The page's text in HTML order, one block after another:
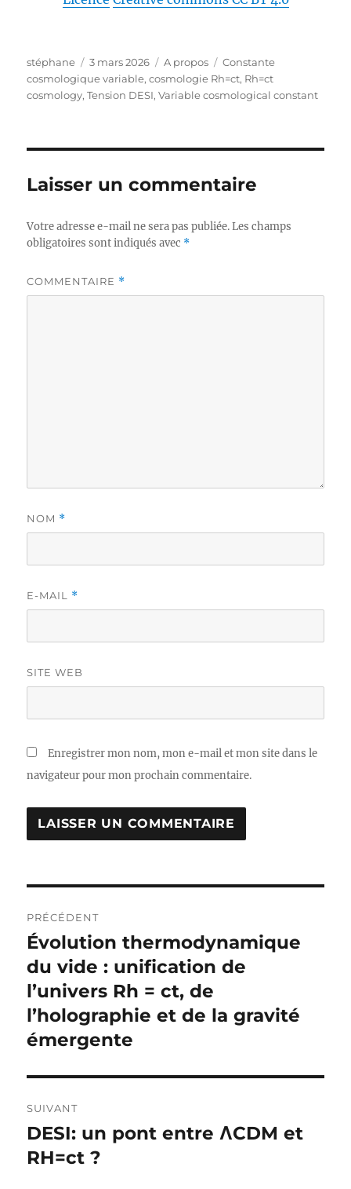
Auteur
stéphane
Publié
le
3 mars 2026 Catégories
A propos Étiquettes
Constante
cosmologique variable,cosmologie Rh=ct, Rh=ct
cosmology,Tension DESI,Variable cosmological constant
Laisser un commentaire
Votre adresse e-mail ne sera pas publiée. Les champs
obligatoires sont indiqués avec *
COMMENTAIRE *
NOM *
E-MAIL *
SITE WEB
Enregistrer mon nom, mon e-mail et mon site dans le
navigateur pour mon prochain commentaire.
de
l’article
PRÉCÉDENT
Publication
précédente :
Évolution thermodynamique
du vide : unification de
l’univers Rh = ct, de
l’holographie et de la gravité
émergente
SUIVANT
Publication
suivante :
DESI: un pont entre ΛCDM et
RH=ct ?